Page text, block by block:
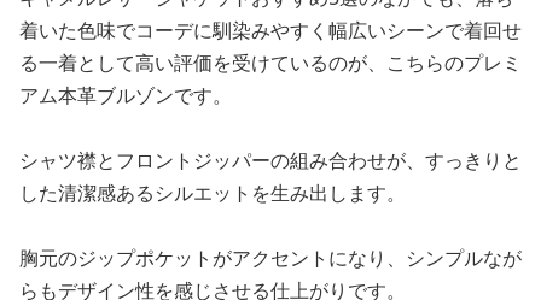
着いた色味でコーデに馴染みやすく幅広いシーンで着回せ
る一着として高い評価を受けているのが、こちらのプレミ
アム本革ブルゾンです。
シャツ襟とフロントジッパーの組み合わせが、すっきりと
した清潔感あるシルエットを生み出します。
胸元のジップポケットがアクセントになり、シンプルなが
らもデザイン性を感じさせる仕上がりです。